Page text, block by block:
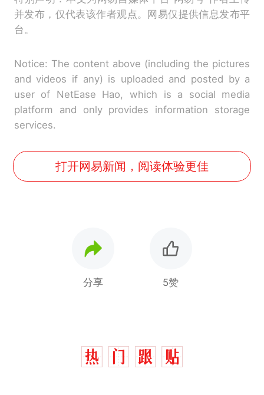
并发布，仅代表该作者观点。网易仅提供信息发布平
台。
Notice: The content above (including the pictures
and videos if any) is uploaded and posted by a
user of NetEase Hao, which is a social media
platform and only provides information storage
services.
打开网易新闻，阅读体验更佳
分享 5赞